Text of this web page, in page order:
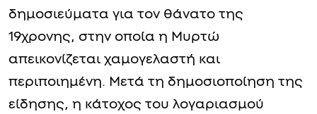
δημοσιεύματα για τον θάνατο της
19χρονης, στην οποία η Μυρτώ
απεικονίζεται χαμογελαστή και
περιποιημένη. Μετά τη δημοσιοποίηση της
είδησης, η κάτοχος του λογαριασμού